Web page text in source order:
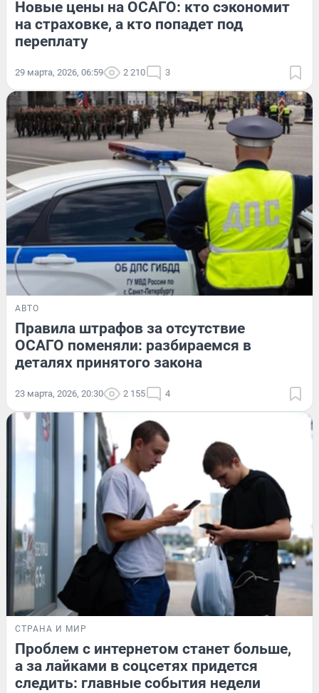
Новые цены на ОСАГО: кто сэкономит
на страховке, а кто попадет под
переплату
29 марта, 2026, 06:59 2 210 3
АВТО
Правила штрафов за отсутствие
ОСАГО поменяли: разбираемся в
деталях принятого закона
23 марта, 2026, 20:30 2 155 4
СТРАНА И МИР
Проблем с интернетом станет больше,
а за лайками в соцсетях придется
следить: главные события недели